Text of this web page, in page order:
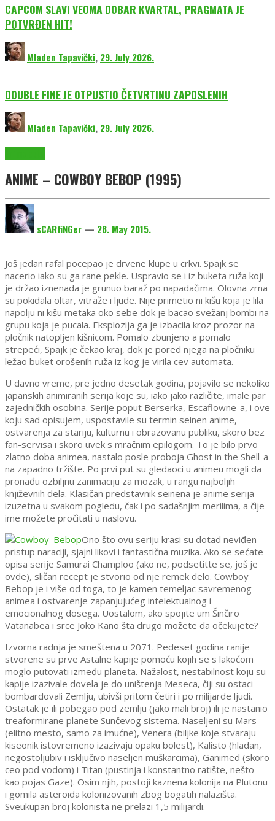
CAPCOM SLAVI VEOMA DOBAR KVARTAL, PRAGMATA JE
POTVRĐEN HIT!
Mladen Tapavički, 29. July 2026.
DOUBLE FINE JE OTPUSTIO ČETVRTINU ZAPOSLENIH
Mladen Tapavički, 29. July 2026.
ANIME – COWBOY BEBOP (1995)
sCARfiNGer — 28. May 2015.
Još jedan rafal pocepao je drvene klupe u crkvi. Spajk se
nacerio iako su ga rane pekle. Uspravio se i iz buketa ruža koji
je držao iznenada je grunuo baraž po napadačima. Olovna zrna
su pokidala oltar, vitraže i ljude. Nije primetio ni kišu koja je lila
napolju ni kišu metaka oko sebe dok je bacao svežanj bombi na
grupu koja je pucala. Eksplozija ga je izbacila kroz prozor na
pločnik natopljen kišnicom. Pomalo zbunjeno a pomalo
strepeći, Spajk je čekao kraj, dok je pored njega na pločniku
ležao buket orošenih ruža iz kog je virila cev automata.
U davno vreme, pre jedno desetak godina, pojavilo se nekoliko
japanskih animiranih serija koje su, iako jako različite, imale par
zajedničkih osobina. Serije poput Berserka, Escaflowne-a, i ove
koju sad opisujem, uspostavile su termin seinen anime,
ostvarenja za stariju, kulturnu i obrazovanu publiku, skoro bez
fan-servisa i skoro uvek s mračnim epilogom. To je bilo prvo
zlatno doba animea, nastalo posle proboja Ghost in the Shell-a
na zapadno tržište. Po prvi put su gledaoci u animeu mogli da
pronađu ozbiljnu zanimaciju za mozak, u rangu najboljih
književnih dela. Klasičan predstavnik seinena je anime serija
izuzetna u svakom pogledu, čak i po sadašnjim merilima, a čije
ime možete pročitati u naslovu.
Ono što ovu seriju krasi su dotad neviđen
pristup naraciji, sjajni likovi i fantastična muzika. Ako se sećate
opisa serije Samurai Champloo (ako ne, podsetitte se, još je
ovde), sličan recept je stvorio od nje remek delo. Cowboy
Bebop je i više od toga, to je kamen temeljac savremenog
animea i ostvarenje zapanjujućeg intelektualnog i
emocionalnog dosega. Uostalom, ako spojite um Šinčiro
Vatanabea i srce Joko Kano šta drugo možete da očekujete?
Izvorna radnja je smeštena u 2071. Pedeset godina ranije
stvorene su prve Astalne kapije pomoću kojih se s lakoćom
moglo putovati između planeta. Nažalost, nestabilnost koju su
kapije izazivale dovela je do uništenja Meseca, čiji su ostaci
bombardovali Zemlju, ubivši pritom četiri i po milijarde ljudi.
Ostatak je ili pobegao pod zemlju (jako mali broj) ili je nastanio
treaformirane planete Sunčevog sistema. Naseljeni su Mars
(elitno mesto, samo za imućne), Venera (biljke koje stvaraju
kiseonik istovremeno izazivaju opaku bolest), Kalisto (hladan,
negostoljubiv i isključivo naseljen muškarcima), Ganimed (skoro
ceo pod vodom) i Titan (pustinja i konstantno ratište, nešto
kao pojas Gaze). Osim njih, postoji kaznena kolonija na Plutonu
i gomila asteroida kolonizovanih zbog bogatih nalazišta.
Sveukupan broj kolonista ne prelazi 1,5 milijardi.